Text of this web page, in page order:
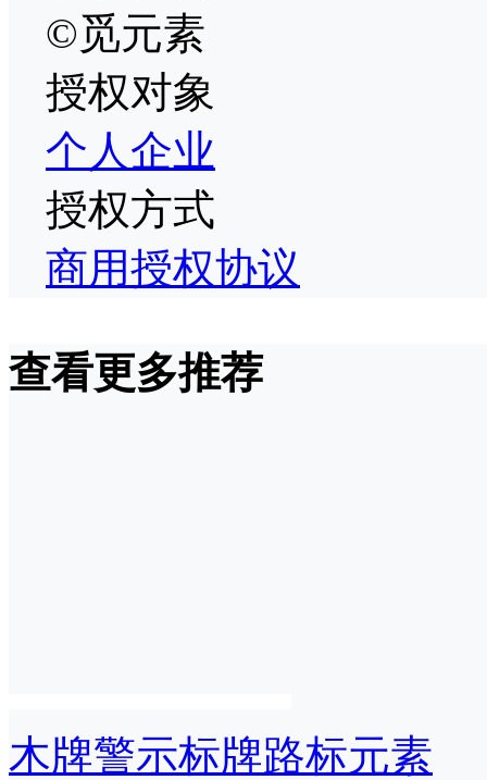
©觅元素
授权对象
个人企业
授权方式
商用授权协议
查看更多推荐
木牌警示标牌路标元素